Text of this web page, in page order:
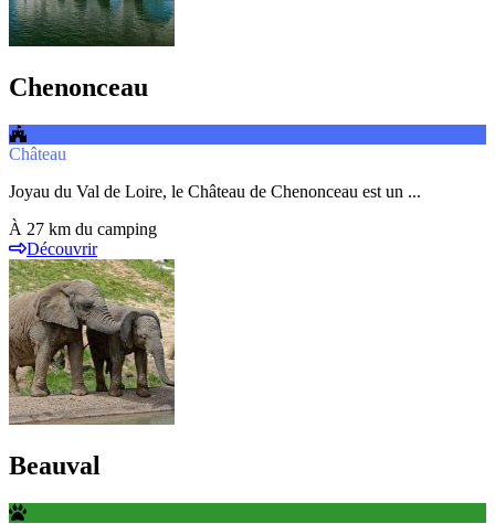
Chenonceau
Château
Joyau du Val de Loire, le Château de Chenonceau est un ...
À 27 km du camping
Découvrir
Beauval